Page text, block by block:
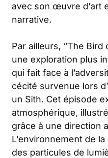
avec son œuvre d’art
narrative.
Par ailleurs, “The Bird
une exploration plus
qui fait face à
cécité survenue lors
un Sith. Cet épisode
atmosphérique,
grâce à une direction
L’environnement de
des particules de